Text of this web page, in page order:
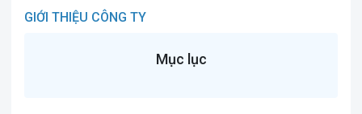
GIỚI THIỆU CÔNG TY
Mục lục